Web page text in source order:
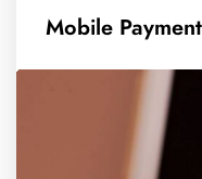
Mobile